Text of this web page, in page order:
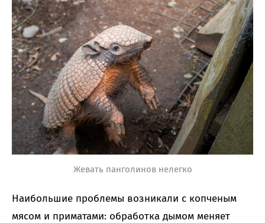
Жевать панголинов нелегко
Наибольшие проблемы возникали с копченым
мясом и приматами: обработка дымом меняет